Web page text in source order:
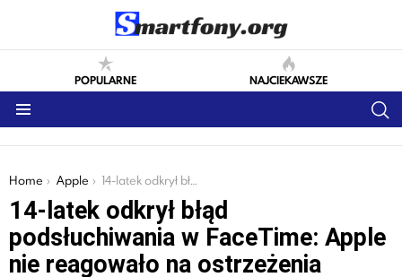
POPULARNE NAJCIEKAWSZE
You are here:
Home Apple 14-latek odkrył błąd podsłuchiwania w FaceTime: Apple nie reagowało na ostrzeżenia
14-latek odkrył błąd
podsłuchiwania w FaceTime: Apple
nie reagowało na ostrzeżenia